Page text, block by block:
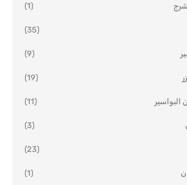
(1)
(35)
(9)
(19)
البواسير (11)
(3)
(23)
(1)